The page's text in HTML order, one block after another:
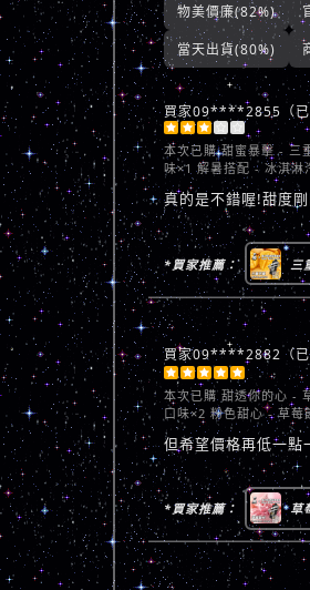
物美價廉(82%)
當天出貨(80%)
買家09****2855（已
    
本次已購甜蜜暴擊 - 三
味×1 解暑搭配 - 冰淇淋
真的是不錯喔!甜度
*買家推薦： 三
買家09****2882（已
    
本次已購 甜透你的心 -
口味×2 粉色甜心 - 草莓
但希望價格再低一點
*買家推薦： 草